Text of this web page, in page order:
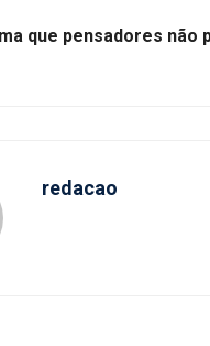
que pensadores não
redacao